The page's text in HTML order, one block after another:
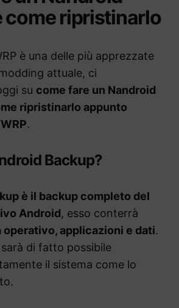
come ripristinarlo
è una delle più apprezzate
attuale, ci
su come fare un Nandroid
ripristinarlo appunto
.
Backup?
è il backup completo del
Android, esso conterrà
operativo, applicazioni e dati.
di fatto possibile
il sistema come lo